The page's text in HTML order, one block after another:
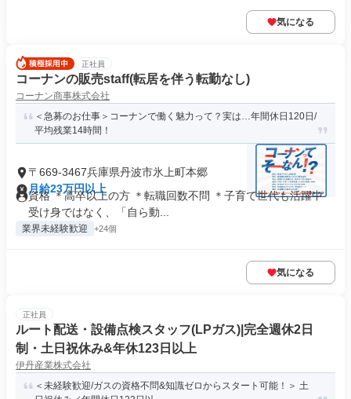
気になる
正社員
コーナンの販売staff(転居を伴う転勤なし)
コーナン商事株式会社
＜急募のお仕事＞コーナンで働く魅力って？実は…年間休日120日/
平均残業14時間！
〒669-3467兵庫県丹波市氷上町本郷
月給23万円以上
資格 ＊高卒以上の方 ＊転職回数不問 ＊子育て世代も活躍中
受け身ではなく、「自ら動...
業界未経験歓迎 +24個
気になる
正社員
ルート配送・設備点検スタッフ(LPガス)|完全週休2日
制・土日祝休み&年休123日以上
伊丹産業株式会社
＜未経験歓迎/ガスの資格不問&知識ゼロからスタート可能！＞ 土